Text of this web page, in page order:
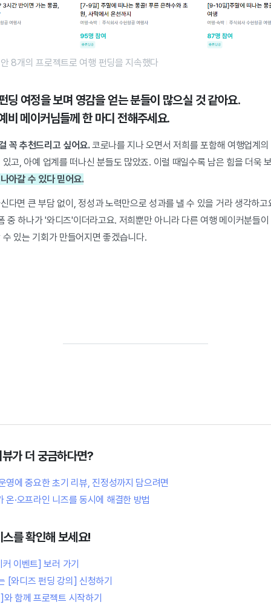
8개의 프로젝트로 여행 펀딩을 지속했다
딩 여정을 보며 영감을 얻는 분들이 많으실 것 같아요.
비 메이커님들께 한 마디 전해주세요.
꼭 추천드리고 싶어요.코로나를 지나 오면서 저희를 포함해 여행업계
고, 아예 업계를 떠나신 분들도 많았죠. 이럴 때일수록 남은 힘을 더욱
아갈 수 있다 믿어요.
다면 큰 부담 없이, 정성과 노력만으로 성과를 낼 수 있을 거라 생각하
중 하나가 '와디즈'이더라고요. 저희뿐만 아니라 다른 여행 메이커분들
있는 기회가 만들어지면 좋겠습니다.
가 더 궁금하다면?
영에 중요한 초기 리뷰, 진정성까지 담으려면
·오프라인 니즈를 동시에 해결한 방법
를 확인해 보세요!
이벤트] 보러 가기
[와디즈 펀딩 강의] 신청하기
함께 프로젝트 시작하기